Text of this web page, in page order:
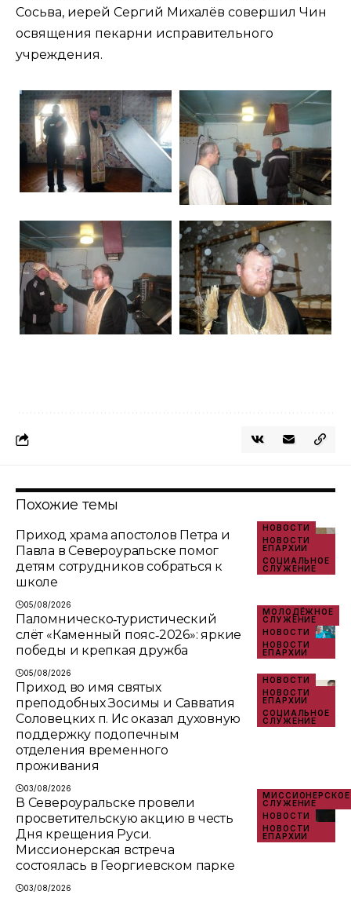
Сосьва, иерей Сергий Михалёв совершил Чин
освящения пекарни исправительного
учреждения.
Похожие темы
НОВОСТИ
НОВОСТИ
ЕПАРХИИ
СОЦИАЛЬНОЕ
СЛУЖЕНИЕ
Приход храма апостолов Петра и
Павла в Североуральске помог
детям сотрудников собраться к
школе
05/08/2026
МОЛОДЁЖНОЕ
СЛУЖЕНИЕ
НОВОСТИ
НОВОСТИ
ЕПАРХИИ
Паломническо‑туристический
слёт «Каменный пояс‑2026»: яркие
победы и крепкая дружба
05/08/2026
НОВОСТИ
НОВОСТИ
ЕПАРХИИ
СОЦИАЛЬНОЕ
СЛУЖЕНИЕ
Приход во имя святых
преподобных Зосимы и Савватия
Соловецких п. Ис оказал духовную
поддержку подопечным
отделения временного
проживания
03/08/2026
МИССИОНЕРСКОЕ
СЛУЖЕНИЕ
НОВОСТИ
НОВОСТИ
ЕПАРХИИ
В Североуральске провели
просветительскую акцию в честь
Дня крещения Руси.
Миссионерская встреча
состоялась в Георгиевском парке
03/08/2026